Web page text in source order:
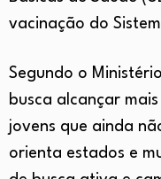
vacinação do
Segundo o
busca alcançar
jovens que ainda
orienta estados e